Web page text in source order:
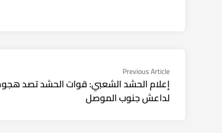
تصفّح
المقالات
Previous Article
article:
إعلام الحشد الشعبي: قوات الحشد تصد
لداعش جنوب الموصل